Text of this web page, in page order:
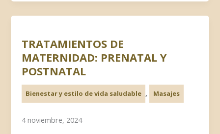
TRATAMIENTOS DE
MATERNIDAD: PRENATAL Y
POSTNATAL
Bienestar y estilo de vida saludable , Masajes
4 noviembre, 2024